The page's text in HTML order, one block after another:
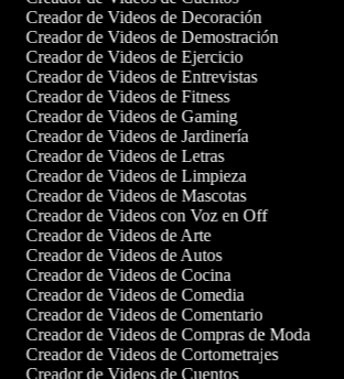
Creador de Videos de Decoración
Creador de Videos de Demostración
Creador de Videos de Ejercicio
Creador de Videos de Entrevistas
Creador de Videos de Fitness
Creador de Videos de Gaming
Creador de Videos de Jardinería
Creador de Videos de Letras
Creador de Videos de Limpieza
Creador de Videos de Mascotas
Creador de Videos con Voz en Off
Creador de Videos de Arte
Creador de Videos de Autos
Creador de Videos de Cocina
Creador de Videos de Comedia
Creador de Videos de Comentario
Creador de Videos de Compras de Moda
Creador de Videos de Cortometrajes
Creador de Videos de Cuentos